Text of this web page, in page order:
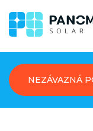
NEZÁVAZNÁ